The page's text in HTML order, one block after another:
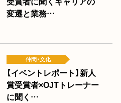
変遷と業務…
仲間･文化
【イベントレポート】新人
賞受賞者×OJTトレーナー
に聞く…